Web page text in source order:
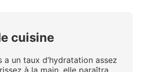
cuisine
a un taux d’hydratation assez
à la main, elle paraîtra